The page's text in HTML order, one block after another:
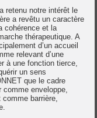
retenu notre intérêt le
a revêtu un caractère
cohérence et la
thérapeutique. A
d’un accueil
relevant d’une
à une fonction tierce,
un sens
que le cadre
enveloppe,
barrière,